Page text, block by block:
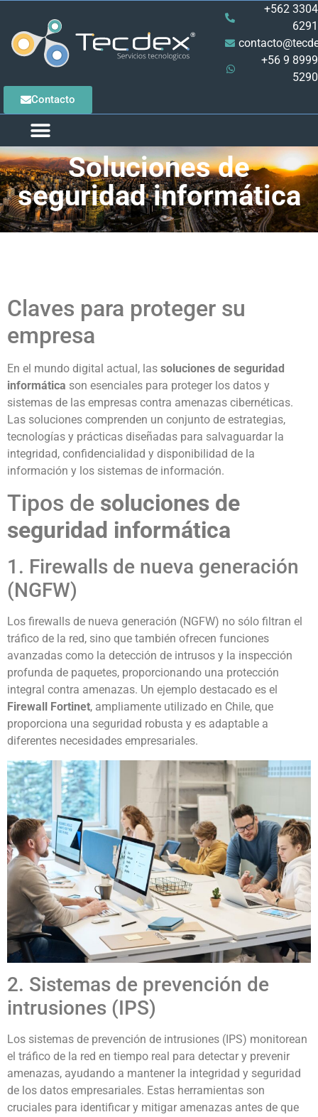
+562 3304
6291
+56 9 8999
5290
Contacto
Soluciones de
seguridad informática
Claves para proteger su
empresa
En el mundo digital actual, las soluciones de seguridad
informática son esenciales para proteger los datos y
sistemas de las empresas contra amenazas cibernéticas.
Las soluciones comprenden un conjunto de estrategias,
tecnologías y prácticas diseñadas para salvaguardar la
integridad, confidencialidad y disponibilidad de la
información y los sistemas de información.
Tipos de soluciones de
seguridad informática
1. Firewalls de nueva generación
(NGFW)
Los firewalls de nueva generación (NGFW) no sólo filtran el
tráfico de la red, sino que también ofrecen funciones
avanzadas como la detección de intrusos y la inspección
profunda de paquetes, proporcionando una protección
integral contra amenazas. Un ejemplo destacado es el
Firewall Fortinet, ampliamente utilizado en Chile, que
proporciona una seguridad robusta y es adaptable a
diferentes necesidades empresariales.
2. Sistemas de prevención de
intrusiones (IPS)
Los sistemas de prevención de intrusiones (IPS) monitorean
el tráfico de la red en tiempo real para detectar y prevenir
amenazas, ayudando a mantener la integridad y seguridad
de los datos empresariales. Estas herramientas son
cruciales para identificar y mitigar amenazas antes de que